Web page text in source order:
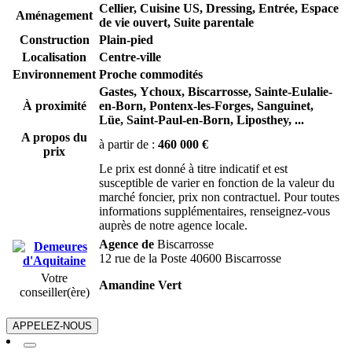
Aménagement
Cellier, Cuisine US, Dressing, Entrée, Espace
de vie ouvert, Suite parentale
Construction
Plain-pied
Localisation
Centre-ville
Environnement Proche commodités
À proximité
Gastes, Ychoux, Biscarrosse, Sainte-Eulalie-
en-Born, Pontenx-les-Forges, Sanguinet,
Lüe, Saint-Paul-en-Born, Liposthey, ...
A propos du
prix
à partir de : 460 000 €
Le prix est donné à titre indicatif et est
susceptible de varier en fonction de la valeur du
marché foncier, prix non contractuel. Pour toutes
informations supplémentaires, renseignez-vous
auprès de notre agence locale.
Agence de Biscarrosse
12 rue de la Poste 40600 Biscarrosse
Votre
conseiller(ère)
Amandine Vert
APPELEZ-NOUS